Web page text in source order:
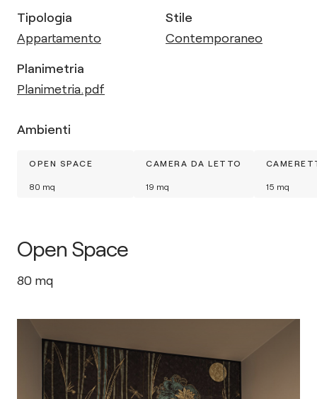
Tipologia
Appartamento
Stile
Contemporaneo
Planimetria
Planimetria.pdf
Ambienti
OPEN SPACE
80 mq
CAMERA DA LETTO
19 mq 15 mq
Open Space
80 mq